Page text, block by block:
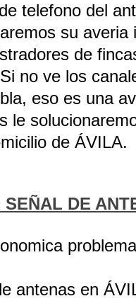
telefono del
su averia
de
no ve los
eso es una
le
de ÁVILA.
DE
antenas en